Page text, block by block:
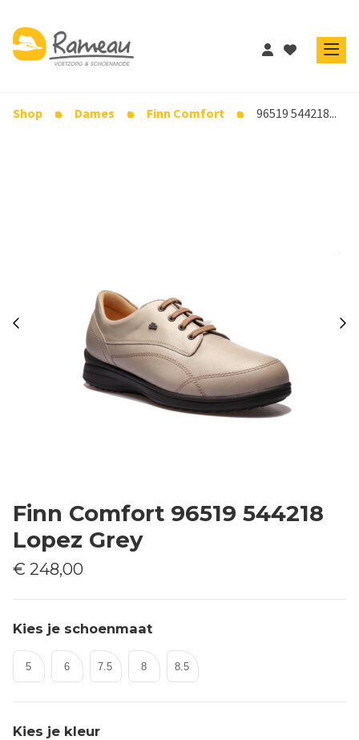
Shop Dames Finn Comfort 96519 544218...
Finn Comfort 96519 544218
Lopez Grey
€ 248,00
Kies je schoenmaat
5 6 7.5 8 8.5
Kies je kleur